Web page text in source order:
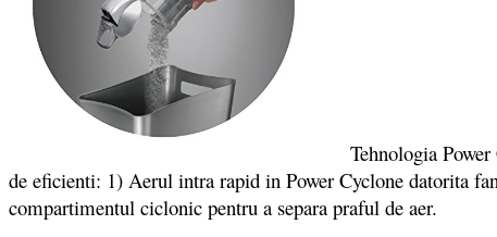
Tehnologia Power
de eficienti: 1) Aerul intra rapid in Power Cyclone datorita
compartimentul ciclonic pentru a separa praful de aer.